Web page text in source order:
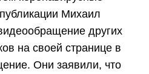
Михаил
других
на своей странице в
Они заявили, что